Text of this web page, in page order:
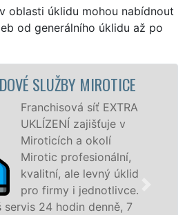
oblasti úklidu mohou nabídnout
od generálního úklidu až po
v
úklid
7
ÚKLIDOVÁ
nabízíme pro